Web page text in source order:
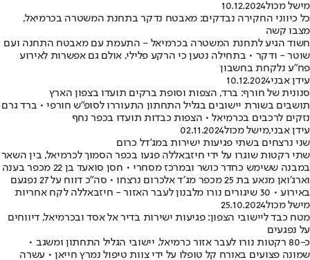
מישל מכול10.12.2024
כל כיווני החקירה נבדקים: מאבטח נדקר בתחנת המשטרה בכרמיאל,
מצבו קשה
חשוד הגיע לתחנת המשטרה בכרמיאל - התעמת עם מאבטח התחנה ועם
שוטר - ודקר • בתחילה נטען כי הרקע פלילי, אולם גם אפשרות לאירוע
פח"ע נלקחת בחשבון
עידן אבני10.12.2024
סנונית של חורף: ברד, הצפות וסופת ברקים תועדו בצפון הארץ
תושבים בשורת יישובים בגליל התחתון התעוררו לסופ"ש חורפי • ברד גרם
נזקים לרכבים בכרמיאל • הצפות כבדות תועדו בכפר נחף
עידן אבני,מישל מכול02.11.2024
שני נרצחים בשתי פגיעות ישירות במג'דל כרום
שתי רקטות שוגרו על ידי חיזבאללה פגעו בכפר הסמוך לכרמיאל, בין השאר
במבנה ששימש כחדר כושר ובמרכז מסחרי • חסן סואעד בן 22 מכפר בענה
וארג׳ואן מנאע בת 25 מכפר מג׳ד אלכרום נרצחו • סה"כ דווח על 27 נפגעם
באירוע • 30 שיגורים נורו מלבנון לעבר האזור - חיזבאללה לקח אחריות
מישל מכול25.10.2024
מטח כבד ליישובי הצפון: פגיעות ישירות בדיר אל אסד ובכרמיאל, דיווחים
על נפגעים
כ-80 רקטות נורו לעבר אזור כרמיאל, יישובי הגליל התחתון ומשגב •
שמונה פצועים באורח קל טופלו על ידי צוות טיפול נמרץ חייאן • עשרה